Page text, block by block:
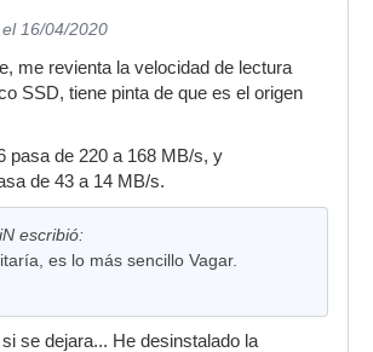
el 16/04/2020
me revienta la velocidad de lectura
SSD, tiene pinta de que es el origen
pasa de 220 a 168 MB/s, y
de 43 a 14 MB/s.
escribió:
es lo más sencillo Vagar.
se dejara... He desinstalado la